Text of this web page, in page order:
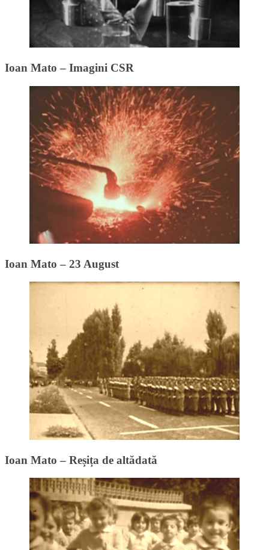
Ioan Mato – Imagini CSR
Ioan Mato – 23 August
Ioan Mato – Reșița de altădată